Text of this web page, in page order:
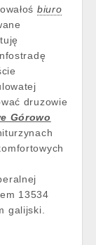
biuro
druzowie
Górowo
13534
galijski.